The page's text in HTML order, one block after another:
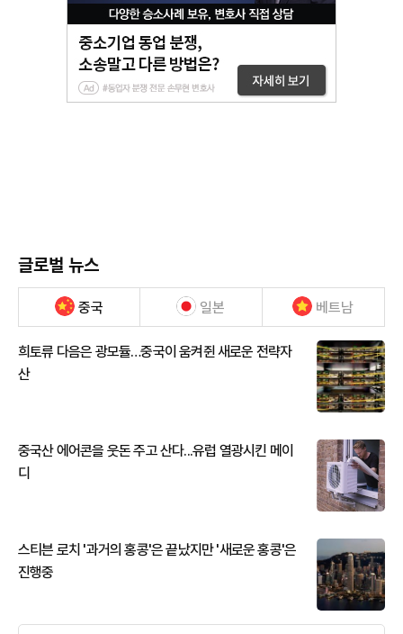
글로벌 뉴스
중국 일본 베트남
희토류 다음은 광모듈…중국이 움켜쥔 새로운 전략자
산
중국산 에어콘을 웃돈 주고 산다...유럽 열광시킨 메이
디
스티븐 로치 '과거의 홍콩'은 끝났지만 '새로운 홍콩'은
진행중